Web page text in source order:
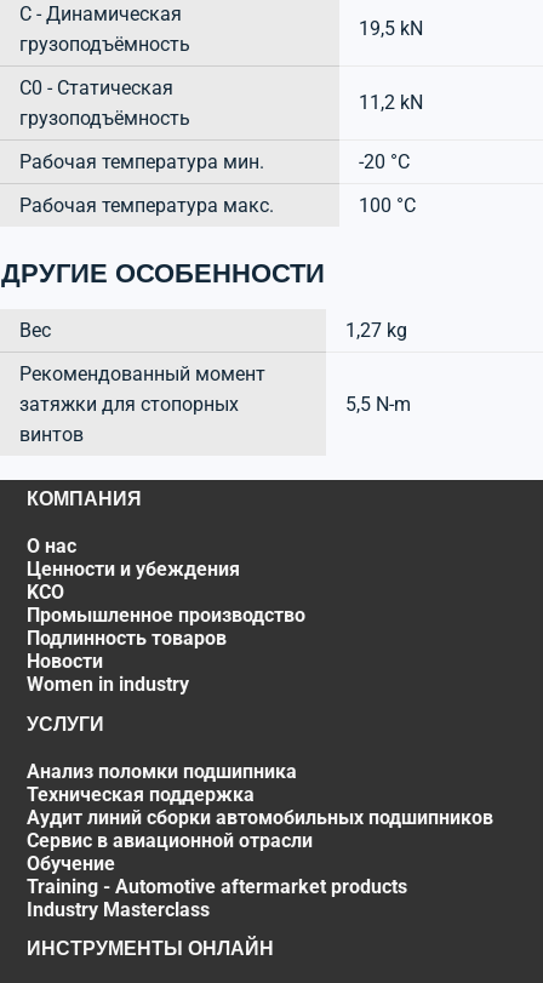
C - Динамическая
грузоподъёмность
19,5 kN
C0 - Статическая
грузоподъёмность
11,2 kN
Рабочая температура мин.
-20 °C
Рабочая температура макс.
100 °C
ДРУГИЕ ОСОБЕННОСТИ
Вес
1,27 kg
Рекомендованный момент
затяжки для стопорных
винтов
5,5 N-m
КОМПАНИЯ
О нас
Ценности и убеждения
KCO
Промышленное производство
Подлинность товаров
Новости
Women in industry
УСЛУГИ
Анализ поломки подшипника
Техническая поддержка
Аудит линий сборки автомобильных подшипников
Сервис в авиационной отрасли
Обучение
Training - Automotive aftermarket products
Industry Masterclass
ИНСТРУМЕНТЫ ОНЛАЙН